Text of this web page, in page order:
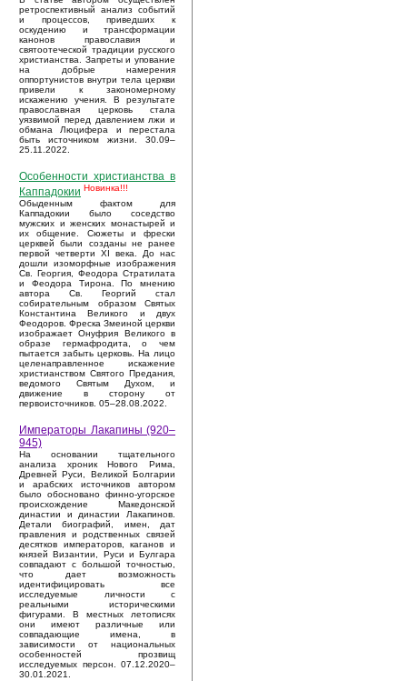
ретроспективный анализ событий
и процессов, приведших к
оскудению и трансформации
канонов православия и
святоотеческой традиции русского
христианства. Запреты и упование
на добрые намерения
оппортунистов внутри тела церкви
привели к закономерному
искажению учения. В результате
православная церковь стала
уязвимой перед давлением лжи и
обмана Люцифера и перестала
быть источником жизни. 30.09–
25.11.2022.
Особенности христианства в
Каппадокии Новинка!!!
Обыденным фактом для
Каппадокии было соседство
мужских и женских монастырей и
их общение. Сюжеты и фрески
церквей были созданы не ранее
первой четверти XI века. До нас
дошли изоморфные изображения
Св. Георгия, Феодора Стратилата
и Феодора Тирона. По мнению
автора Св. Георгий стал
собирательным образом Святых
Константина Великого и двух
Феодоров. Фреска Змеиной церкви
изображает Онуфрия Великого в
образе гермафродита, о чем
пытается забыть церковь. На лицо
целенаправленное искажение
христианством Святого Предания,
ведомого Святым Духом, и
движение в сторону от
первоисточников. 05–28.08.2022.
Императоры Лакапины (920–
945)
На основании тщательного
анализа хроник Нового Рима,
Древней Руси, Великой Болгарии
и арабских источников автором
было обосновано финно-угорское
происхождение Македонской
династии и династии Лакапинов.
Детали биографий, имен, дат
правления и родственных связей
десятков императоров, каганов и
князей Византии, Руси и Булгара
совпадают с большой точностью,
что дает возможность
идентифицировать все
исследуемые личности с
реальными историческими
фигурами. В местных летописях
они имеют различные или
совпадающие имена, в
зависимости от национальных
особенностей прозвищ
исследуемых персон. 07.12.2020–
30.01.2021.